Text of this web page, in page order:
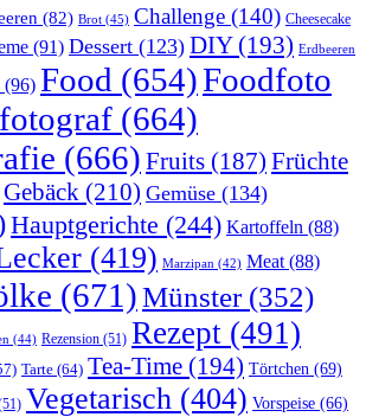
(82) Brot (45) Challenge (140) Cheesecake
(91) Dessert (123) DIY(193) Erdbeeren
(96) Food (654)Foodfoto
(664)
(666) Fruits (187) Früchte
Gebäck (210) Gemüse (134)
Hauptgerichte (244) Kartoffeln (88)
(419) Marzipan (42) Meat(88)
(671)Münster(352)
(44) Rezension (51) Rezept (491)
Tarte (64) Tea-Time (194) Törtchen (69)
Vegetarisch (404) Vorspeise (66)